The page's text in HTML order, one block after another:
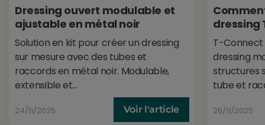
Dressing ouvert modulable et
ajustable en métal noir
Solution en kit pour créer un dressing
sur mesure avec des tubes et
raccords en métal noir. Modulable,
extensible et...
24/11/2025 Voir l'article
dressing
T-Connect
dressing
structures
tube et
26/11/2025